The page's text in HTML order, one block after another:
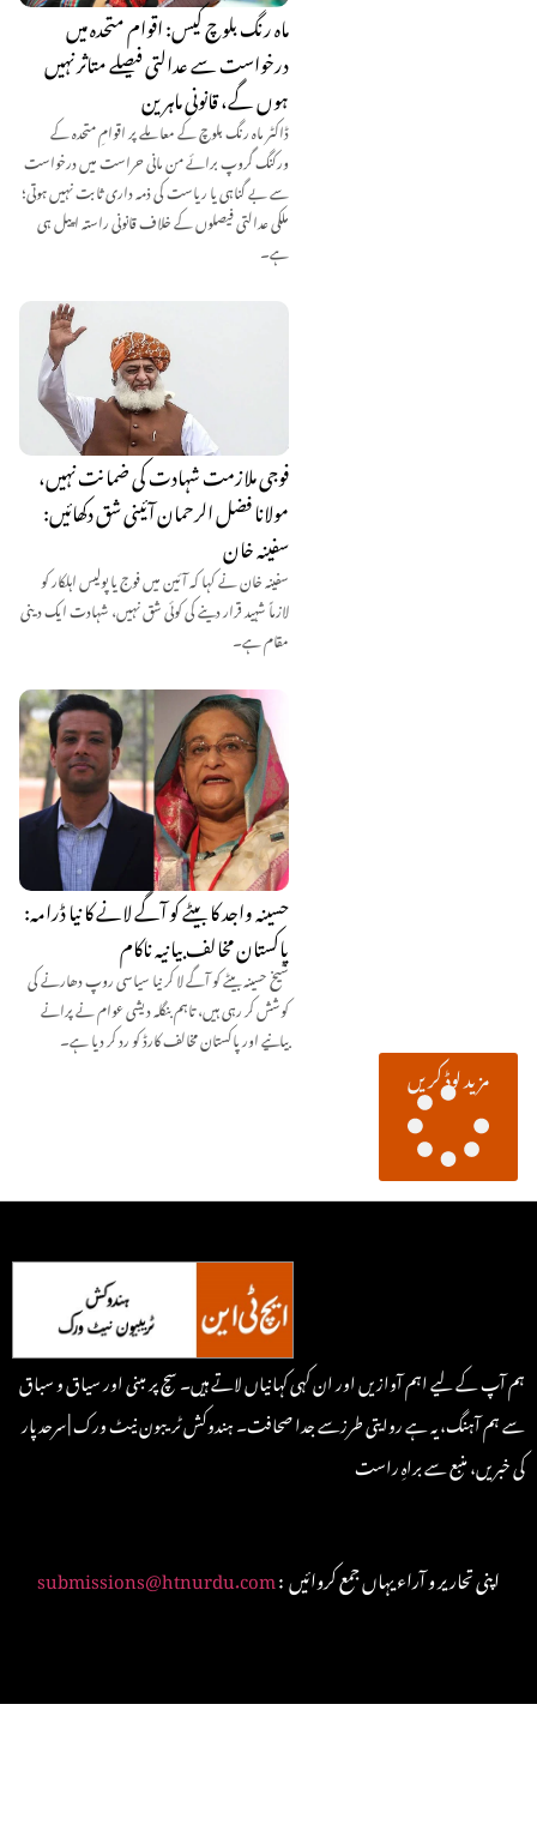
ماہ رنگ بلوچ کیس: اقوام متحدہ میں
درخواست سے عدالتی فیصلے متاثر نہیں
ہوں گے، قانونی ماہرین
ڈاکٹر ماہ رنگ بلوچ کے معاملے پر اقوامِ متحدہ کے
ورکنگ گروپ برائے من مانی حراست میں درخواست
سے بے گناہی یا ریاست کی ذمہ داری ثابت نہیں ہوتی؛
ملکی عدالتی فیصلوں کے خلاف قانونی راستہ اپیل ہی
ہے۔
فوجی ملازمت شہادت کی ضمانت نہیں،
مولانا فضل الرحمان آئینی شق دکھائیں:
سفینہ خان
سفینہ خان نے کہا کہ آئین میں فوج یا پولیس اہلکار کو
لازماً شہید قرار دینے کی کوئی شق نہیں، شہادت ایک دینی
مقام ہے۔
حسینہ واجد کا بیٹے کو آگے لانے کا نیا ڈرامہ:
پاکستان مخالف بیانیہ ناکام
شیخ حسینہ بیٹے کو آگے لا کر نیا سیاسی روپ دھارنے کی
کوشش کر رہی ہیں، تاہم بنگلہ دیشی عوام نے پرانے
بیانیے اور پاکستان مخالف کارڈ کو رد کر دیا ہے۔
مزید لوڈ کریں
ہم آپ کے لیے اہم آوازیں اور ان کہی کہانیاں لاتے ہیں۔ سچ پر مبنی اور سیاق و سباق
سے ہم آہنگ، یہ ہے روایتی طرزسے جدا صحافت۔ ہندوکش ٹریبون نیٹ ورک | سرحد پار
کی خبریں، منبع سے براہِ راست
submissions@htnurdu.com : اپنی تحاریر و آراء یہاں جمع کروائیں